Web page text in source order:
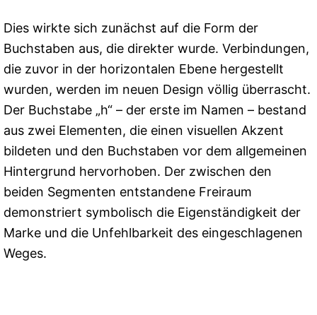
Dies wirkte sich zunächst auf die Form der
Buchstaben aus, die direkter wurde. Verbindungen,
die zuvor in der horizontalen Ebene hergestellt
wurden, werden im neuen Design völlig überrascht.
Der Buchstabe „h“ – der erste im Namen – bestand
aus zwei Elementen, die einen visuellen Akzent
bildeten und den Buchstaben vor dem allgemeinen
Hintergrund hervorhoben. Der zwischen den
beiden Segmenten entstandene Freiraum
demonstriert symbolisch die Eigenständigkeit der
Marke und die Unfehlbarkeit des eingeschlagenen
Weges.